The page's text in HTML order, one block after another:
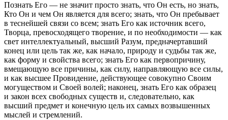
Познать Его — не значит просто знать, что Он есть, но знать,
Кто Он и чем Он является для всего; знать, что Он пребывает
в теснейшей связи со всем; знать Его как источник всего,
Творца, превосходящего творение, и по необходимости — как
свет интеллектуальный, высший Разум, предначертавший
конец или цель так же, как начало, природу и судьбы так же,
как форму и свойства всего; знать Его как первопричину,
вмещающую все причины, как силу, направляющую все силы,
и как высшее Провидение, действующее совокупно Своим
могуществом и Своей волей; наконец, знать Его как образец
и закон всех свободных существ и, следовательно, как
высший предмет и конечную цель их самых возвышенных
мыслей и стремлений.